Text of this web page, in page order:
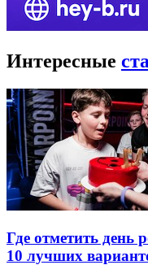
Интересные
Где отметить день
10 лучших